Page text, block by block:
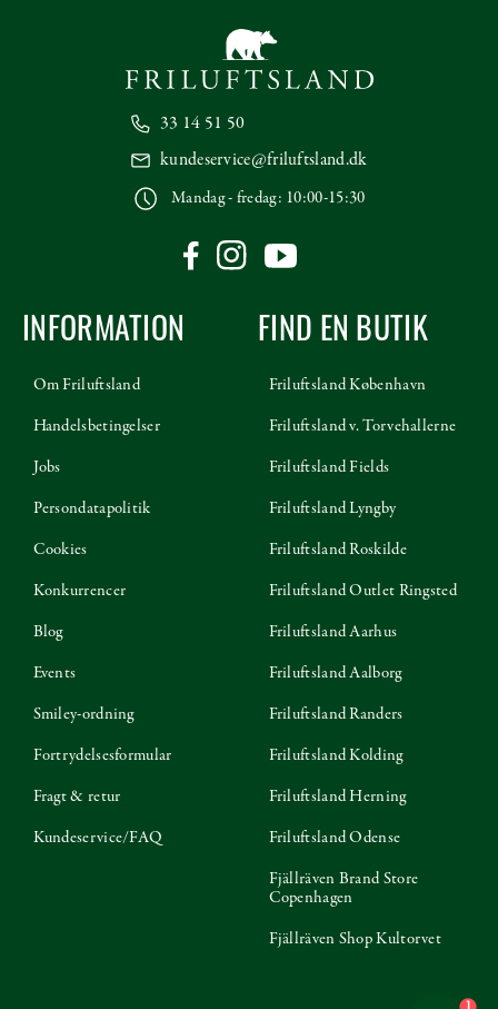
33 14 51 50
kundeservice@friluftsland.dk
Mandag - fredag: 10:00-15:30
INFORMATION
Om Friluftsland
Handelsbetingelser
Jobs
Persondatapolitik
Cookies
Konkurrencer
Blog
Events
Smiley-ordning
Fortrydelsesformular
Fragt & retur
Kundeservice/FAQ
FIND EN BUTIK
Friluftsland København
Friluftsland v. Torvehallerne
Friluftsland Fields
Friluftsland Lyngby
Friluftsland Roskilde
Friluftsland Outlet Ringsted
Friluftsland Aarhus
Friluftsland Aalborg
Friluftsland Randers
Friluftsland Kolding
Friluftsland Herning
Friluftsland Odense
Fjällräven Brand Store
Copenhagen
Fjällräven Shop Kultorvet